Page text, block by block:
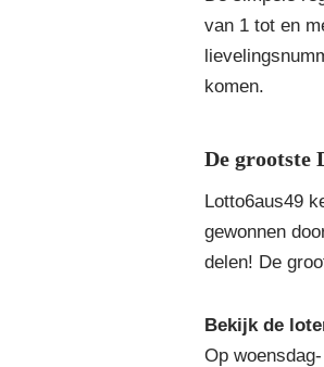
van 1 tot en
komen.
De grootste
Lotto6aus49
gewonnen
delen! De
Bekijk de
Op